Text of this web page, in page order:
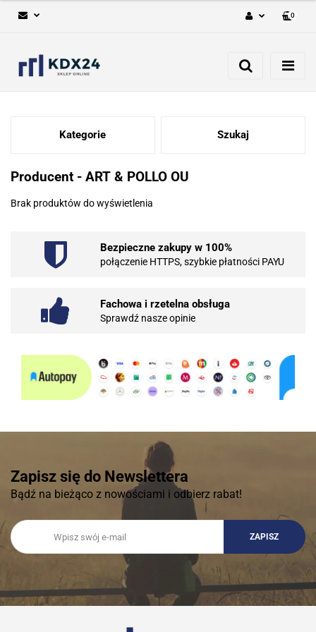
Zarejestruj się
0
Kategorie Szukaj
Producent - ART & POLLO OU
Brak produktów do wyświetlenia
Bezpieczne zakupy w 100%
połączenie HTTPS, szybkie płatności PAYU
Fachowa i rzetelna obsługa
Sprawdź nasze opinie
Zapisz się do Newslettera
Bądź na bieżąco z nowościami i odbierz rabat!